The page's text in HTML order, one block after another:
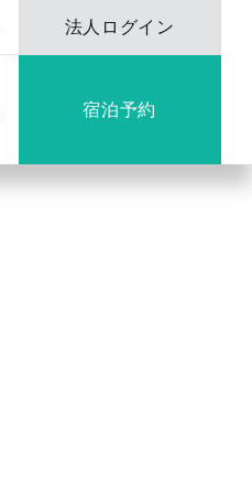
宿泊予約
法人ログイン